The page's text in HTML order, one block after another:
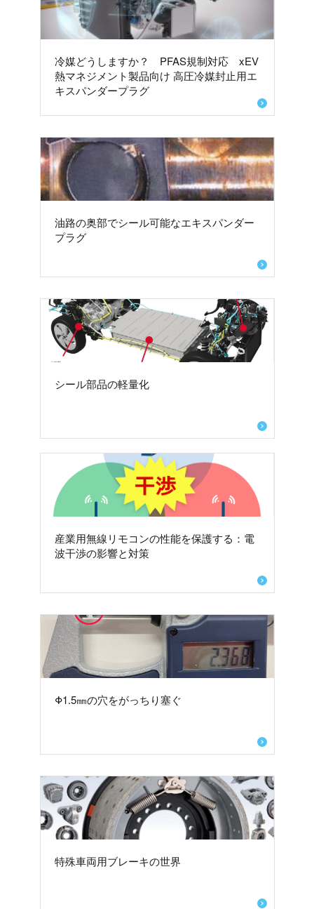
冷媒どうしますか？ PFAS規制対応 xEV
熱マネジメント製品向け 高圧冷媒封止用エ
キスパンダープラグ
油路の奥部でシール可能なエキスパンダー
プラグ
シール部品の軽量化
産業用無線リモコンの性能を保護する：電
波干渉の影響と対策
Φ1.5㎜の穴をがっちり塞ぐ
特殊車両用ブレーキの世界